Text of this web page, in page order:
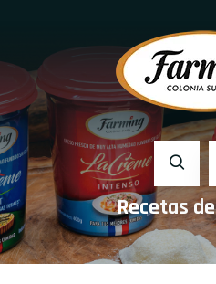
Recetas